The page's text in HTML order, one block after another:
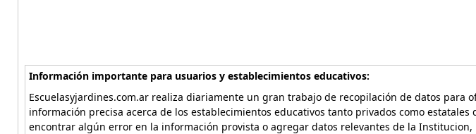
Información importante para usuarios y establecimientos educativos:
Escuelasyjardines.com.ar realiza diariamente un gran trabajo de recopilación de datos para
información precisa acerca de los establecimientos educativos tanto privados como estatales
encontrar algún error en la información provista o agregar datos relevantes de la Institucion,